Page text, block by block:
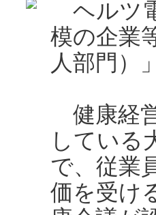
ヘルツ
模の企業
人部門）
健康経
している
で、従業
価を受け